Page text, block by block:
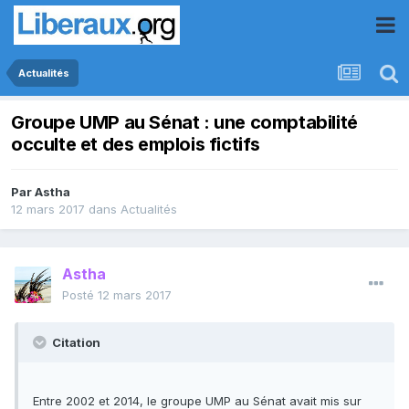
Actualités
Groupe UMP au Sénat : une comptabilité
occulte et des emplois fictifs
ParAstha
12 mars 2017 dans Actualités
Astha
Posté 12 mars 2017
Citation
Entre 2002 et 2014, le groupe UMP au Sénat avait mis sur